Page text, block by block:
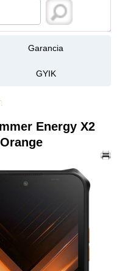
Garancia
GYIK
Energy X2